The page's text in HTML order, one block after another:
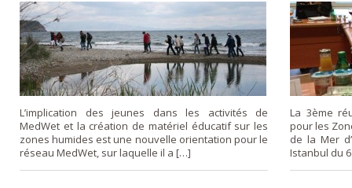
L’implication des jeunes dans les activités de
MedWet et la création de matériel éducatif sur les
zones humides est une nouvelle orientation pour le
réseau MedWet, sur laquelle il a […]
La 3ème
pour les
de la Mer
Istanbul du